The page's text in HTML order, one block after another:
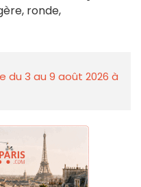
ronde,
du 3 au 9 août 2026 à